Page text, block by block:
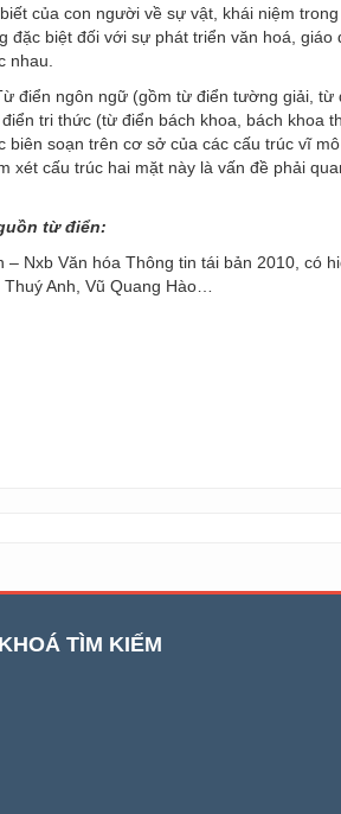
của con người về sự vật, khái niệm
đặc biệt đối với sự phát triển văn hoá, giáo
nhau.
điển ngôn ngữ (gồm từ điển tường giải, từ
tri thức (từ điển bách khoa, bách khoa
soạn trên cơ sở của các cấu trúc vĩ
xét cấu trúc hai mặt này là vấn đề phải
từ điển:
Nxb Văn hóa Thông tin tái bản 2010, có
Anh, Vũ Quang Hào…
TÌM KIẾM